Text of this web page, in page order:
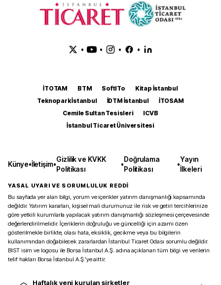
• • • •
İTOTAM BTM SoftITo
Kitap İstanbul
Teknopark İstanbul
İDTM İstanbul
İTOSAM
Cemile Sultan Tesisleri
ICVB
İstanbul Ticaret Üniversitesi
Künye•İletişim•
Gizlilik ve KVKK
Politikası
•
Doğrulama
Politikası
•
Yayın
İlkeleri
YASAL UYARI VE SORUMLULUK REDDİ
Bu sayfada yer alan bilgi, yorum ve içerikler yatırım danışmanlığı kapsamında
değildir. Yatırım kararları, kişisel mali durumunuz ile risk ve getiri tercihlerinize
göre yetkili kurumlarla yapılacak yatırım danışmanlığı sözleşmesi çerçevesinde
değerlendirilmelidir. İçeriklerin doğruluğu ve güncelliği için azami özen
gösterilmekle birlikte, olası hata, eksiklik, gecikme veya bu bilgilerin
kullanımından doğabilecek zararlardan İstanbul Ticaret Odası sorumlu değildir.
BIST isim ve logosu ile Borsa İstanbul A.Ş. adına açıklanan tüm bilgi ve verilerin
telif hakları Borsa İstanbul A.Ş.’ye aittir.
Haftalık yeni kurulan şirketler